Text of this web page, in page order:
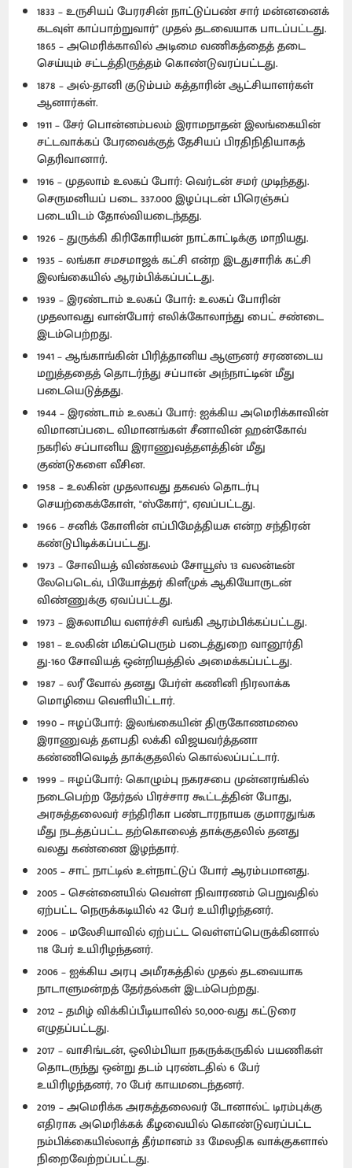
1833 – உருசியப் பேரரசின் நாட்டுப்பண் சார் மன்னனைக்
கடவுள் காப்பாற்றுவார்" முதல் தடவையாக பாடப்பட்டது.
1865 – அமெரிக்காவில் அடிமை வணிகத்தைத் தடை
செய்யும் சட்டத்திருத்தம் கொண்டுவரப்பட்டது.
1878 – அல்-தானி குடும்பம் கத்தாரின் ஆட்சியாளர்கள்
ஆனார்கள்.
1911 – சேர் பொன்னம்பலம் இராமநாதன் இலங்கையின்
சட்டவாக்கப் பேரவைக்குத் தேசியப் பிரதிநிதியாகத்
தெரிவானார்.
1916 – முதலாம் உலகப் போர்: வெர்டன் சமர் முடிந்தது.
செருமனியப் படை 337.000 இழப்புடன் பிரெஞ்சுப்
படையிடம் தோல்வியடைந்தது.
1926 – துருக்கி கிரிகோரியன் நாட்காட்டிக்கு மாறியது.
1935 – லங்கா சமசமாஜக் கட்சி என்ற இடதுசாரிக் கட்சி
இலங்கையில் ஆரம்பிக்கப்பட்டது.
1939 – இரண்டாம் உலகப் போர்: உலகப் போரின்
முதலாவது வான்போர் எலிக்கோலாந்து பைட் சண்டை
இடம்பெற்றது.
1941 – ஆங்காங்கின் பிரித்தானிய ஆளுனர் சரணடைய
மறுத்ததைத் தொடர்ந்து சப்பான் அந்நாட்டின் மீது
படையெடுத்தது.
1944 – இரண்டாம் உலகப் போர்: ஐக்கிய அமெரிக்காவின்
விமானப்படை விமானங்கள் சீனாவின் ஹன்கோவ்
நகரில் சப்பானிய இராணுவத்தளத்தின் மீது
குண்டுகளை வீசின.
1958 – உலகின் முதலாவது தகவல் தொடர்பு
செயற்கைக்கோள், "ஸ்கோர்", ஏவப்பட்டது.
1966 – சனிக் கோளின் எப்பிமேத்தியசு என்ற சந்திரன்
கண்டுபிடிக்கப்பட்டது.
1973 – சோவியத் விண்கலம் சோயூஸ் 13 வலன்டீன்
லேபெடெவ், பியோத்தர் கிளீமுக் ஆகியோருடன்
விண்ணுக்கு ஏவப்பட்டது.
1973 – இசுலாமிய வளர்ச்சி வங்கி ஆரம்பிக்கப்பட்டது.
1981 – உலகின் மிகப்பெரும் படைத்துறை வானூர்தி
து-160 சோவியத் ஒன்றியத்தில் அமைக்கப்பட்டது.
1987 – லரீ வோல் தனது பேர்ள் கணினி நிரலாக்க
மொழியை வெளியிட்டார்.
1990 – ஈழப்போர்: இலங்கையின் திருகோணமலை
இராணுவத் தளபதி லக்கி விஜயவர்த்தனா
கண்ணிவெடித் தாக்குதலில் கொல்லப்பட்டார்.
1999 – ஈழப்போர்: கொழும்பு நகரசபை முன்னரங்கில்
நடைபெற்ற தேர்தல் பிரச்சார கூட்டத்தின் போது,
அரசுத்தலைவர் சந்திரிகா பண்டாரநாயக குமாரதுங்க
மீது நடத்தப்பட்ட தற்கொலைத் தாக்குதலில் தனது
வலது கண்ணை இழந்தார்.
2005 – சாட் நாட்டில் உள்நாட்டுப் போர் ஆரம்பமானது.
2005 – சென்னையில் வெள்ள நிவாரணம் பெறுவதில்
ஏற்பட்ட நெருக்கடியில் 42 பேர் உயிரிழந்தனர்.
2006 – மலேசியாவில் ஏற்பட்ட வெள்ளப்பெருக்கினால்
118 பேர் உயிரிழந்தனர்.
2006 – ஐக்கிய அரபு அமீரகத்தில் முதல் தடவையாக
நாடாளுமன்றத் தேர்தல்கள் இடம்பெற்றது.
2012 – தமிழ் விக்கிப்பீடியாவில் 50,000-வது கட்டுரை
எழுதப்பட்டது.
2017 – வாசிங்டன், ஒலிம்பியா நகருக்கருகில் பயணிகள்
தொடருந்து ஒன்று தடம் புரண்டதில் 6 பேர்
உயிரிழந்தனர், 70 பேர் காயமடைந்தனர்.
2019 – அமெரிக்க அரசுத்தலைவர் டோனால்ட் டிரம்புக்கு
எதிராக அமெரிக்கக் கீழவையில் கொண்டுவரப்பட்ட
நம்பிக்கையில்லாத் தீர்மானம் 33 மேலதிக வாக்குகளால்
நிறைவேற்றப்பட்டது.